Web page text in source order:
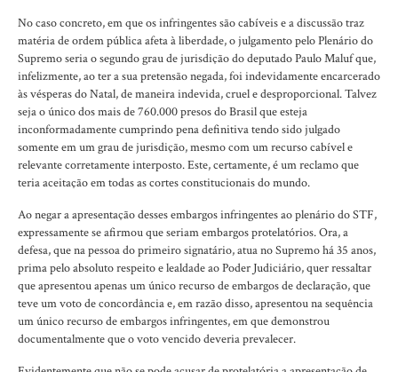
No caso concreto, em que os infringentes são cabíveis e a discussão traz
matéria de ordem pública afeta à liberdade, o julgamento pelo Plenário do
Supremo seria o segundo grau de jurisdição do deputado Paulo Maluf que,
infelizmente, ao ter a sua pretensão negada, foi indevidamente encarcerado
às vésperas do Natal, de maneira indevida, cruel e desproporcional. Talvez
seja o único dos mais de 760.000 presos do Brasil que esteja
inconformadamente cumprindo pena definitiva tendo sido julgado
somente em um grau de jurisdição, mesmo com um recurso cabível e
relevante corretamente interposto. Este, certamente, é um reclamo que
teria aceitação em todas as cortes constitucionais do mundo.
Ao negar a apresentação desses embargos infringentes ao plenário do STF,
expressamente se afirmou que seriam embargos protelatórios. Ora, a
defesa, que na pessoa do primeiro signatário, atua no Supremo há 35 anos,
prima pelo absoluto respeito e lealdade ao Poder Judiciário, quer ressaltar
que apresentou apenas um único recurso de embargos de declaração, que
teve um voto de concordância e, em razão disso, apresentou na sequência
um único recurso de embargos infringentes, em que demonstrou
documentalmente que o voto vencido deveria prevalecer.